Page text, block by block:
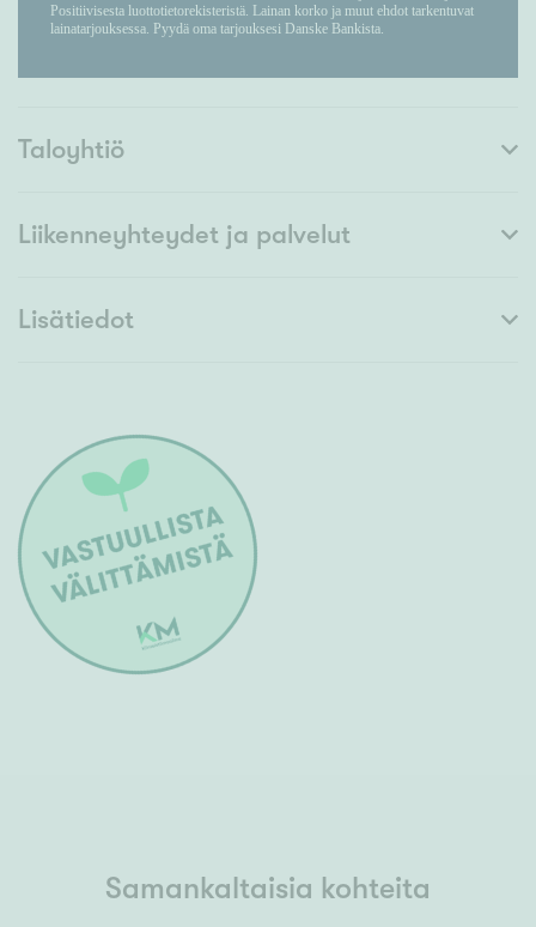
Taloyhtiö
Liikenneyhteydet ja palvelut
Lisätiedot
Samankaltaisia kohteita